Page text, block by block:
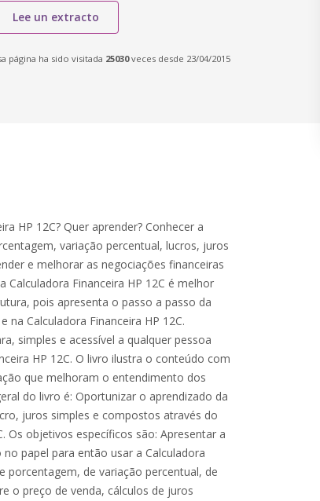
Lee un extracto
página ha sido visitada 25030veces desde 23/04/2015
HP 12C? Quer aprender? Conhecer a
variação percentual, lucros, juros
e melhorar as negociações financeiras
Financeira HP 12C é melhor
pois apresenta o passo a passo da
na Calculadora Financeira HP 12C.
simples e acessível a qualquer pessoa
HP 12C. O livro ilustra o conteúdo com
que melhoram o entendimento dos
do livro é: Oportunizar o aprendizado da
juros simples e compostos através do
Os objetivos específicos são: Apresentar a
papel para então usar a Calculadora
porcentagem, de variação percentual, de
o preço de venda, cálculos de juros